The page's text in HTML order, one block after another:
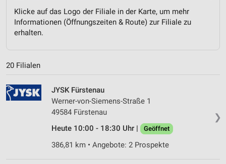
Klicke auf das Logo der Filiale in der Karte, um mehr
Informationen (Öffnungszeiten & Route) zur Filiale zu
erhalten.
20 Filialen
❯
JYSK Fürstenau
Werner-von-Siemens-Straße 1
49584 Fürstenau
Heute 10:00 - 18:30 Uhr |
Geöffnet
386,81 km • Angebote: 2 Prospekte